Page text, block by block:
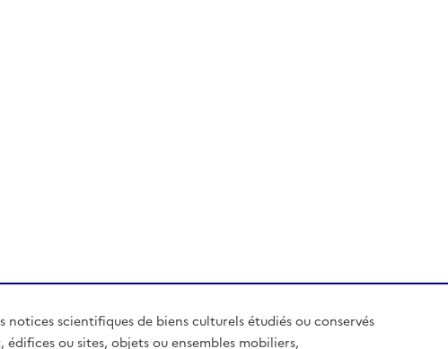
notices scientifiques de biens culturels étudiés ou conservés
ou sites, objets ou ensembles mobiliers,